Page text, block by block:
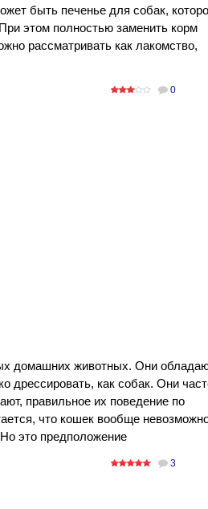
быть печенье для собак,
этом полностью заменить корм
рассматривать как лакомство,
0
домашних животных. Они
дрессировать, как собак. Они
правильное их поведение по
что кошек вообще
это предположение
3